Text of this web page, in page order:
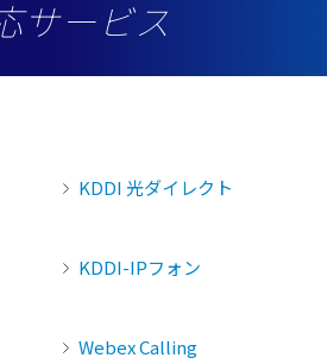
サービス
KDDI 光ダイレクト
KDDI-IPフォン
Webex Calling